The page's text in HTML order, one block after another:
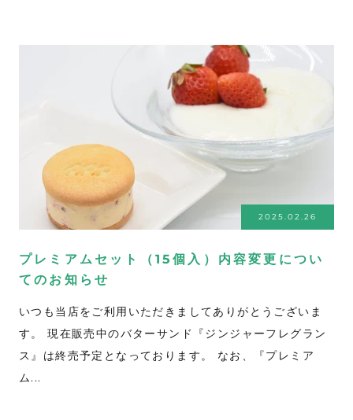
2025.02.26
プレミアムセット（15個入）内容変更につい
てのお知らせ
いつも当店をご利用いただきましてありがとうございま
す。 現在販売中のバターサンド『ジンジャーフレグラン
ス』は終売予定となっております。 なお、『プレミア
ム...